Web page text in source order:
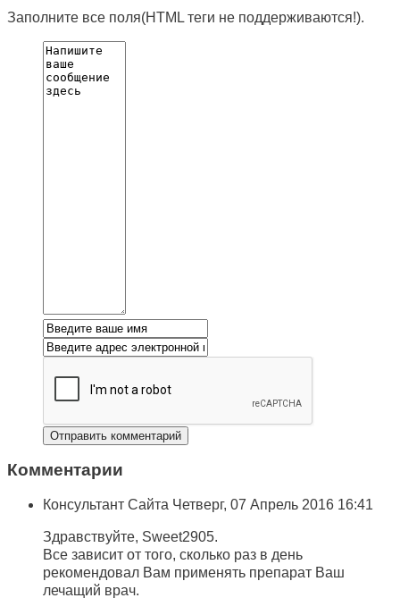
Заполните все поля(HTML теги не поддерживаются!).
Комментарии
Консультант Сайта Четверг, 07 Апрель 2016 16:41
Здравствуйте, Sweet2905.
Все зависит от того, сколько раз в день
рекомендовал Вам применять препарат Ваш
лечащий врач.